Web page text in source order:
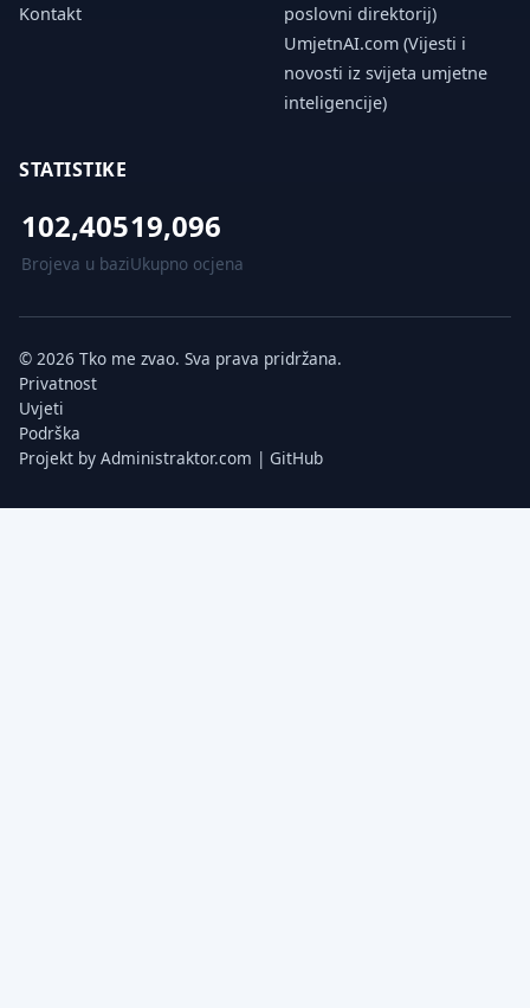
Kontakt
poslovni direktorij)
UmjetnAI.com (Vijesti i
novosti iz svijeta umjetne
inteligencije)
STATISTIKE
102,405
Brojeva u bazi
19,096
Ukupno ocjena
© 2026 Tko me zvao. Sva prava pridržana.
Privatnost
Uvjeti
Podrška
Projekt by Administraktor.com | GitHub